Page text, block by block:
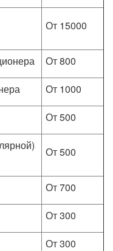
От 15000
От 800
От 1000
От 500
От 500
От 700
От 300
От 300